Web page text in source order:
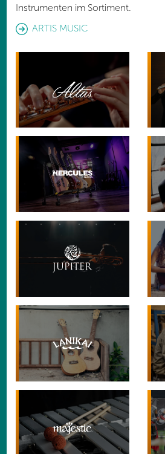
Instrumenten im Sortiment.
ARTIS MUSIC